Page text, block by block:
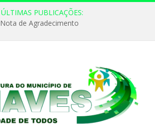
ÚLTIMAS PUBLICAÇÕES:
Nota de Agradecimento